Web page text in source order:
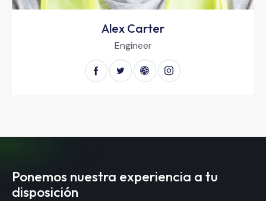
Alex Carter
Engineer
Ponemos nuestra experiencia a tu
disposición